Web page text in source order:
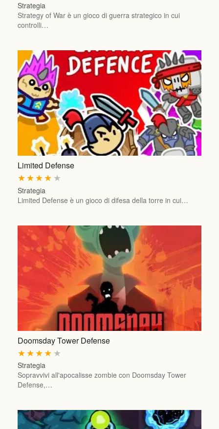
Strategia
Strategy of War è un gioco di guerra strategico in cui
controlli…
Limited Defense
★
★
★
★
★
Strategia
Limited Defense è un gioco di difesa della torre in cui…
Doomsday Tower Defense
★
★
★
★
★
Strategia
Sopravvivi all'apocalisse zombie con Doomsday Tower
Defense,…